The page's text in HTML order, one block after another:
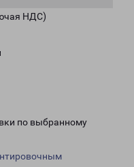
НДС)
по выбранному